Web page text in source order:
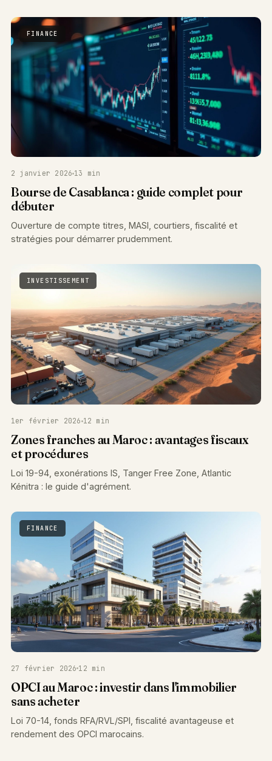
FINANCE
2 janvier 2026 13 min
Bourse de Casablanca : guide complet pour
débuter
Ouverture de compte titres, MASI, courtiers, fiscalité et
stratégies pour démarrer prudemment.
INVESTISSEMENT
1er février 2026 12 min
Zones franches au Maroc : avantages fiscaux
et procédures
Loi 19-94, exonérations IS, Tanger Free Zone, Atlantic
Kénitra : le guide d'agrément.
FINANCE
27 février 2026 12 min
OPCI au Maroc : investir dans l'immobilier
sans acheter
Loi 70-14, fonds RFA/RVL/SPI, fiscalité avantageuse et
rendement des OPCI marocains.